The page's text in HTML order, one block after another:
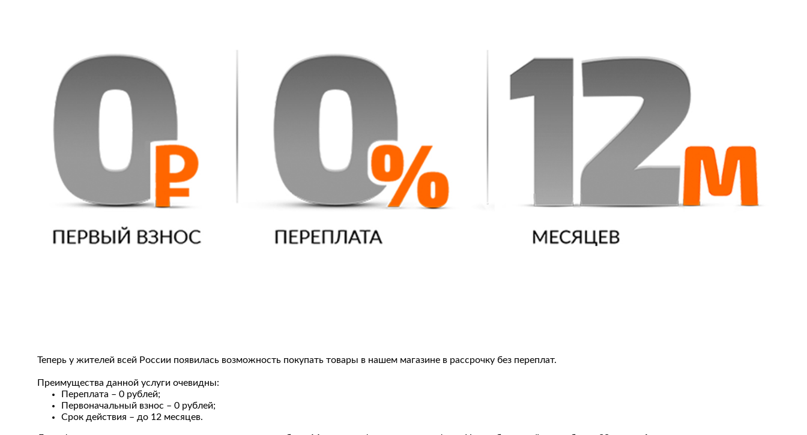
Теперь у жителей всей России появилась возможность покупать товары в нашем магазине в рассрочку без переплат.
Преимущества данной услуги очевидны:
Переплата – 0 рублей;
Первоначальный взнос – 0 рублей;
Срок действия – до 12 месяцев.